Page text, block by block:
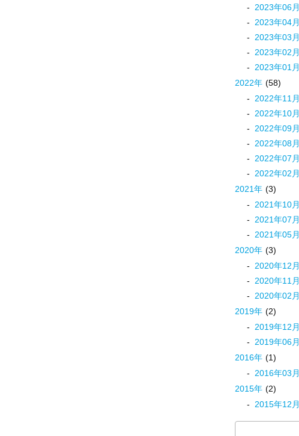
2023年06月
2023年04月
2023年03 月
2023年02 月
2023年01 月
2022年 (58)
2022年11 月
2022年10月
2022年09月
2022年08月
2022年07 月
2022年02 月
2021年 (3)
2021年10月
2021年07 月
2021年05月
2020年 (3)
2020年12 月
2020年11 月
2020年02 月
2019年 (2)
2019年12 月
2019年06月
2016年 (1)
2016年03 月
2015年 (2)
2015年12 月